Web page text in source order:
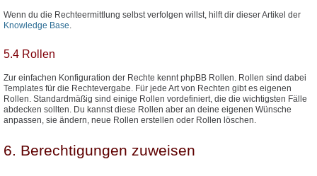
Wenn du die Rechteermittlung selbst verfolgen willst, hilft dir dieser Artikel der
Knowledge Base.
5.4 Rollen
Zur einfachen Konfiguration der Rechte kennt phpBB Rollen. Rollen sind dabei
Templates für die Rechtevergabe. Für jede Art von Rechten gibt es eigenen
Rollen. Standardmäßig sind einige Rollen vordefiniert, die die wichtigsten Fälle
abdecken sollten. Du kannst diese Rollen aber an deine eigenen Wünsche
anpassen, sie ändern, neue Rollen erstellen oder Rollen löschen.
6. Berechtigungen zuweisen